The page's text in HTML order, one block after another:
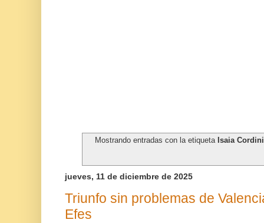
Mostrando entradas con la etiqueta Isaia
jueves, 11 de diciembre de 2025
Triunfo sin problemas de
Efes